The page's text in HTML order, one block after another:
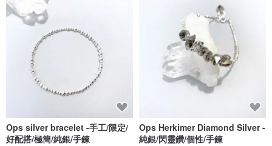
Ops silver bracelet -手工/限定/
好配搭/極簡/純銀/手鍊
Ops Herkimer Diamond Silver -
純銀/閃靈鑽/個性/手鍊